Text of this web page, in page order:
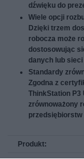
dźwięku do
Wiele opcji
Dzięki trzem
robocza może
dostosowując
danych lub
Standardy
Zgodna z
ThinkStation P3
zrównoważony
Produkt: